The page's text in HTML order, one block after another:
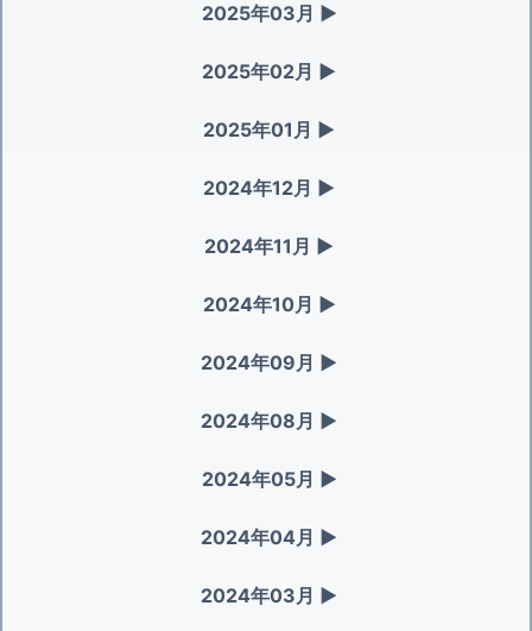
2025年03月 ▶
2025年02月 ▶
2025年01月 ▶
2024年12月 ▶
2024年11月 ▶
2024年10月 ▶
2024年09月 ▶
2024年08月 ▶
2024年05月 ▶
2024年04月 ▶
2024年03月 ▶